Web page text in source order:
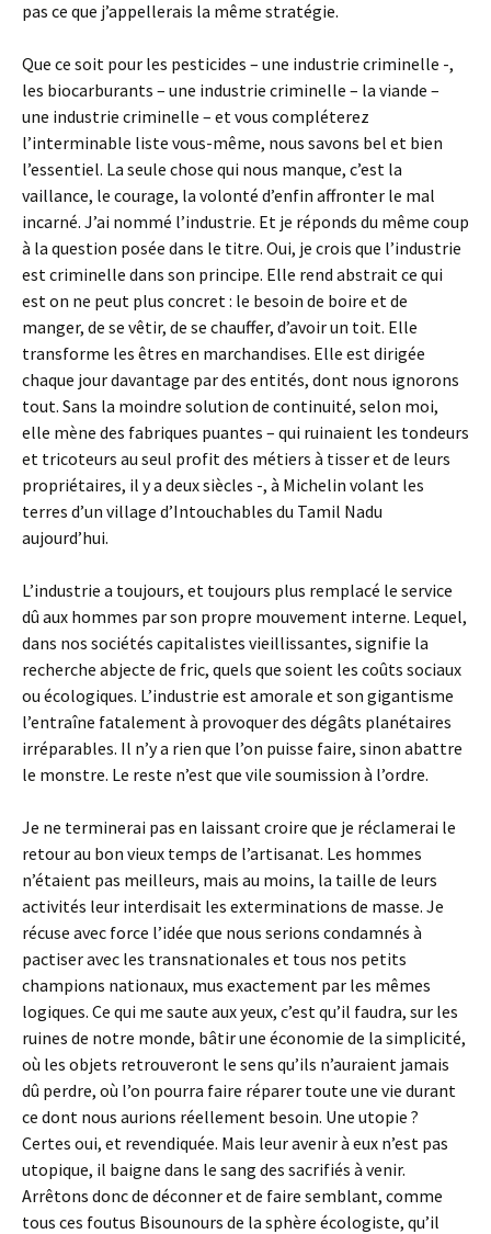
pas ce que j’appellerais la même stratégie.
Que ce soit pour les pesticides – une industrie criminelle -,
les biocarburants – une industrie criminelle – la viande –
une industrie criminelle – et vous compléterez
l’interminable liste vous-même, nous savons bel et bien
l’essentiel. La seule chose qui nous manque, c’est la
vaillance, le courage, la volonté d’enfin affronter le mal
incarné. J’ai nommé l’industrie. Et je réponds du même coup
à la question posée dans le titre. Oui, je crois que l’industrie
est criminelle dans son principe. Elle rend abstrait ce qui
est on ne peut plus concret : le besoin de boire et de
manger, de se vêtir, de se chauffer, d’avoir un toit. Elle
transforme les êtres en marchandises. Elle est dirigée
chaque jour davantage par des entités, dont nous ignorons
tout. Sans la moindre solution de continuité, selon moi,
elle mène des fabriques puantes – qui ruinaient les tondeurs
et tricoteurs au seul profit des métiers à tisser et de leurs
propriétaires, il y a deux siècles -, à Michelin volant les
terres d’un village d’Intouchables du Tamil Nadu
aujourd’hui.
L’industrie a toujours, et toujours plus remplacé le service
dû aux hommes par son propre mouvement interne. Lequel,
dans nos sociétés capitalistes vieillissantes, signifie la
recherche abjecte de fric, quels que soient les coûts sociaux
ou écologiques. L’industrie est amorale et son gigantisme
l’entraîne fatalement à provoquer des dégâts planétaires
irréparables. Il n’y a rien que l’on puisse faire, sinon abattre
le monstre. Le reste n’est que vile soumission à l’ordre.
Je ne terminerai pas en laissant croire que je réclamerai le
retour au bon vieux temps de l’artisanat. Les hommes
n’étaient pas meilleurs, mais au moins, la taille de leurs
activités leur interdisait les exterminations de masse. Je
récuse avec force l’idée que nous serions condamnés à
pactiser avec les transnationales et tous nos petits
champions nationaux, mus exactement par les mêmes
logiques. Ce qui me saute aux yeux, c’est qu’il faudra, sur les
ruines de notre monde, bâtir une économie de la simplicité,
où les objets retrouveront le sens qu’ils n’auraient jamais
dû perdre, où l’on pourra faire réparer toute une vie durant
ce dont nous aurions réellement besoin. Une utopie ?
Certes oui, et revendiquée. Mais leur avenir à eux n’est pas
utopique, il baigne dans le sang des sacrifiés à venir.
Arrêtons donc de déconner et de faire semblant, comme
tous ces foutus Bisounours de la sphère écologiste, qu’il